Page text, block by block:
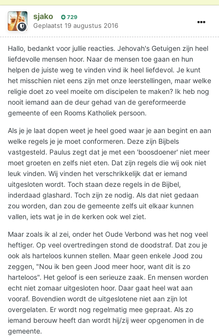
sjako 729
Geplaatst 19 augustus 2016
Hallo, bedankt voor jullie reacties. Jehovah's Getuigen zijn heel
liefdevolle mensen hoor. Naar de mensen toe gaan en hun
helpen de juiste weg te vinden vind ik heel liefdevol. Je kunt
het misschien niet eens zijn met onze leerstellingen, maar welke
religie doet zo veel moeite om discipelen te maken? Ik heb nog
nooit iemand aan de deur gehad van de gereformeerde
gemeente of een Rooms Katholiek persoon.
Als je je laat dopen weet je heel goed waar je aan begint en aan
welke regels je je moet conformeren. Deze zijn Bijbels
vastgesteld. Paulus zegt dat je met een 'boosdoener' niet meer
moet groeten en zelfs niet eten. Dat zijn regels die wij ook niet
leuk vinden. Wij vinden het verschrikkelijk dat er iemand
uitgesloten wordt. Toch staan deze regels in de Bijbel,
inderdaad glashard. Toch zijn ze nodig. Als dat niet gedaan
zou worden, dan zou de gemeente zelfs uit elkaar kunnen
vallen, iets wat je in de kerken ook wel ziet.
Maar zoals ik al zei, onder het Oude Verbond was het nog veel
heftiger. Op veel overtredingen stond de doodstraf. Dat zou je
ook als harteloos kunnen stellen. Maar geen enkele Jood zou
zeggen, "Nou ik ben geen Jood meer hoor, want dit is zo
harteloos". Het geloof is een serieuze zaak. En mensen worden
echt niet zomaar uitgesloten hoor. Daar gaat heel wat aan
vooraf. Bovendien wordt de uitgeslotene niet aan zijn lot
overgelaten. Er wordt nog regelmatig mee gepraat. Als zo
iemand berouw heeft dan wordt hij/zij weer opgenomen in de
gemeente.